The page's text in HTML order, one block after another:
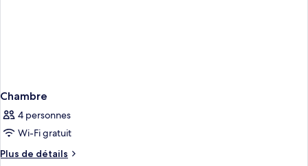
Chambre
4 personnes
Wi-Fi gratuit
Plus de détails
Plus